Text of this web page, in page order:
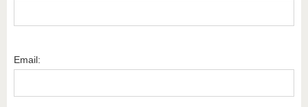
Email: